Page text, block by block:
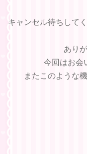
キャンセル待ちして
あり
今回はお会
またこのような